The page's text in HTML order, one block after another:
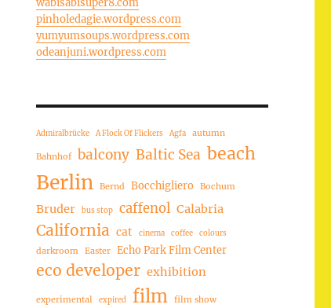
pinholedagie.wordpress.com
yumyumsoups.wordpress.com
odeanjuni.wordpress.com
Admiralbrücke A Flock Of Flickers Agfa autumn
Bahnhof balcony Baltic Sea beach
Berlin Bernd Bocchigliero Bochum
Bruder bus stop caffenol Calabria
California cat cinema coffee colours
darkroom Easter Echo Park Film Center
eco developer exhibition
experimental expired film film show